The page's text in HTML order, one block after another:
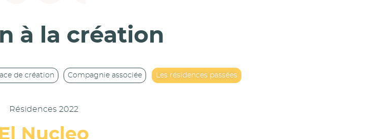
à la création
de création Compagnie associée Les résidences passées
Résidences 2022
El Nucleo